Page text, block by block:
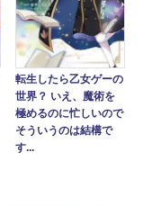
転生したら乙女ゲーの
世界？ いえ、魔術を
極めるのに忙しいので
そういうのは結構で
す...